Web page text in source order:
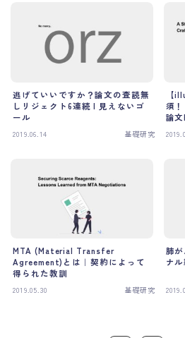
逃げていいですか？論文の査読無
しリジェクト6連続 | 見えないゴ
ール
2019.06.14 基礎研究
【
須
論
MTA (Material Transfer
Agreement)とは｜契約によって
得られた教訓
2019.05.30 基礎研究
肺
ナ